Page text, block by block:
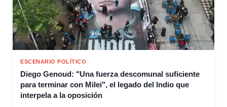
ESCENARIO POLÍTICO
Diego Genoud: "Una fuerza descomunal suficiente
para terminar con Milei", el legado del Indio que
interpela a la oposición